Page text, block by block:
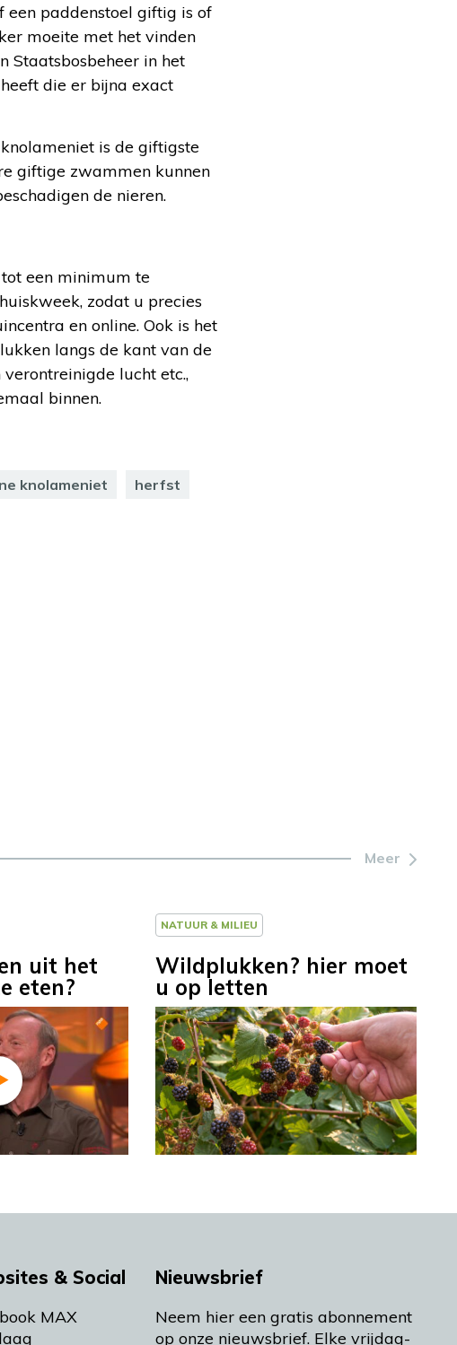
een paddenstoel giftig is of
moeite met het vinden
Staatsbosbeheer in het
die er bijna exact
is de giftigste
giftige zwammen kunnen
de nieren.
een minimum te
zodat u precies
en online. Ook is het
langs de kant van de
lucht etc.,
binnen.
knolameniet herfst
Meer
uit het
eten?
NATUUR & MILIEU
Wildplukken? hier moet
u op letten
& Social
MAX
Nieuwsbrief
Neem hier een gratis abonnement
op onze nieuwsbrief. Elke vrijdag-